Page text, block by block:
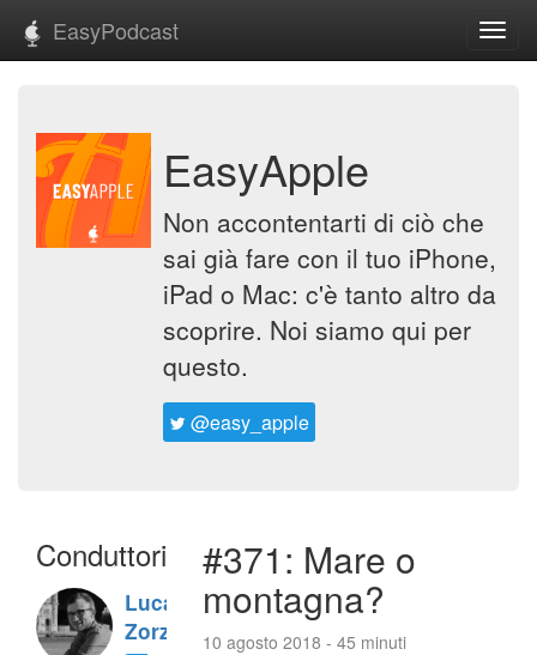
EasyPodcast
EasyApple
Non accontentarti di ciò che
sai già fare con il tuo iPhone,
iPad o Mac: c'è tanto altro da
scoprire. Noi siamo qui per
questo.
@easy_apple
Conduttori
Luca
Zorzi
#371: Mare o
montagna?
10 agosto 2018 - 45 minuti